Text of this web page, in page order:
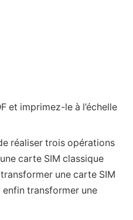
et imprimez-le à l’échelle
réaliser trois opérations
carte SIM classique
une carte SIM
enfin transformer une